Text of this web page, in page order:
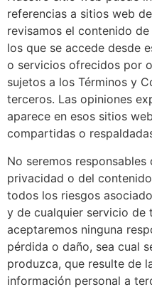
referencias a sitios web
revisamos el contenido
los que se accede desde
o servicios ofrecidos por
sujetos a los Términos y
terceros. Las opiniones
aparece en esos sitios
compartidas o
No seremos
privacidad o del
todos los riesgos
y de cualquier servicio de
aceptaremos ninguna
pérdida o daño, sea cual
produzca, que resulte de
información personal a